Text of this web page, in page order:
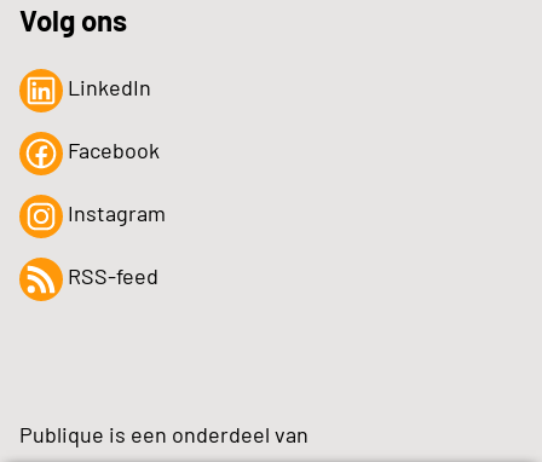
Volg ons
LinkedIn
Facebook
Instagram
RSS-feed
Publique is een onderdeel van